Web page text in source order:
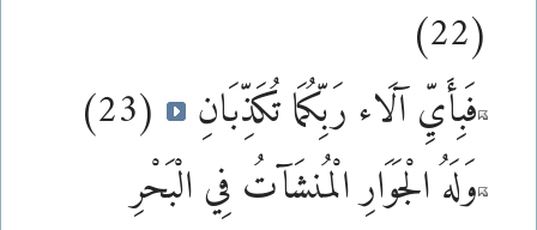
(22)
فَبِأَيِّ آلَاء رَبِّكُمَا تُكَذِّبَانِ
(23)
وَلَهُ الْجَوَارِ الْمُنشَآتُ فِي الْبَحْرِ